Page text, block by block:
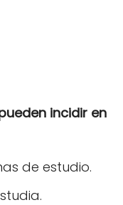
incidir en
de estudio.